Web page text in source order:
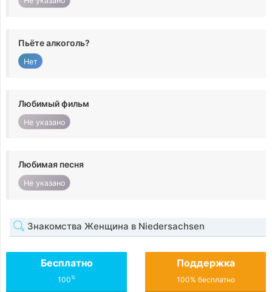
Пьёте алкоголь?
Нет
Любимый фильм
Не указано
Любимая песня
Не указано
Знакомства Женщина в Niedersachsen
Бесплатно
100%
Поддержка
100% бесплатно